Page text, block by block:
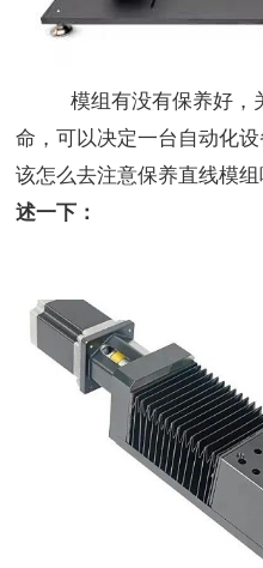
模组有没有保养好，关
命，可以决定一台自动化
该怎么去注意保养直线模组
述一下：